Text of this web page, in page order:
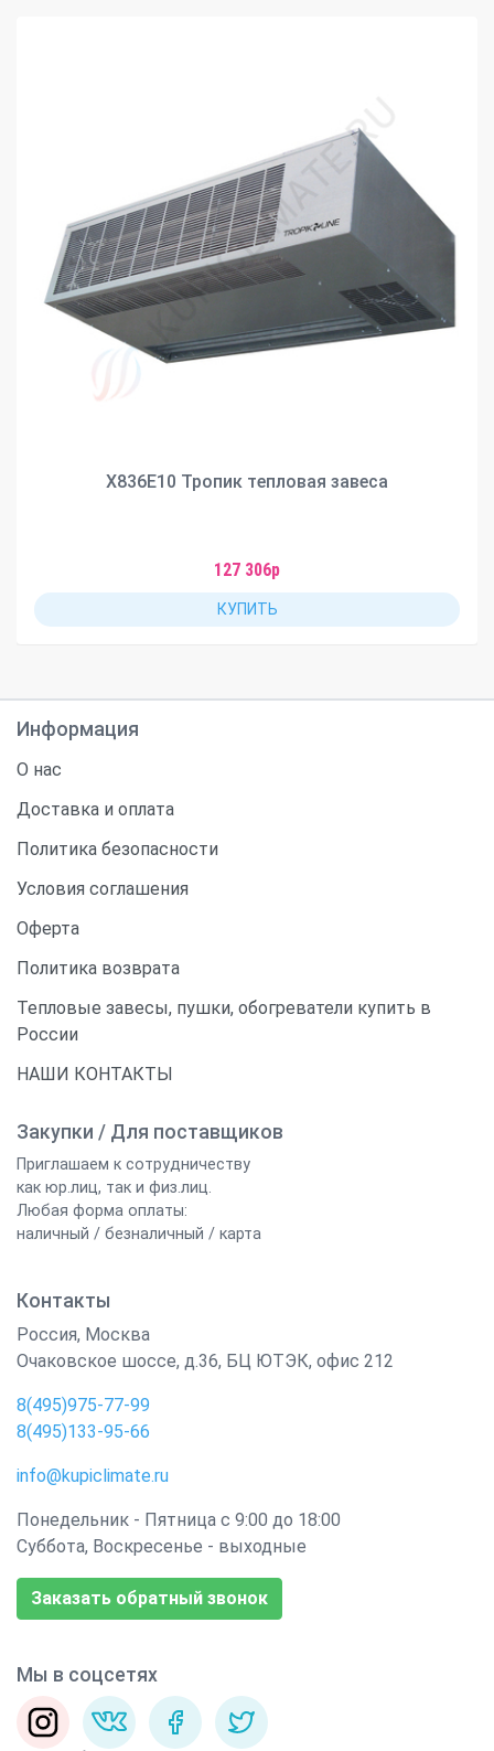
X836Е10 Тропик тепловая завеса
127 306р
КУПИТЬ
Информация
О нас
Доставка и оплата
Политика безопасности
Условия соглашения
Оферта
Политика возврата
Тепловые завесы, пушки, обогреватели купить в
России
НАШИ КОНТАКТЫ
Закупки / Для поставщиков
Приглашаем к сотрудничеству
как юр.лиц, так и физ.лиц.
Любая форма оплаты:
наличный / безналичный / карта
Контакты
Россия, Москва
Очаковское шоссе, д.36, БЦ ЮТЭК, офис 212
8(495)975-77-99
8(495)133-95-66
info@kupiclimate.ru
Понедельник - Пятница с 9:00 до 18:00
Суббота, Воскресенье - выходные
Заказать обратный звонок
Мы в соцсетях